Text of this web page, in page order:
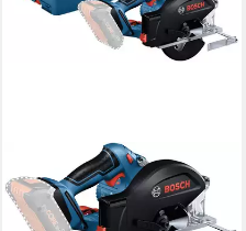
BOSCH PROFESSIONAL
Akku-Handkreissäge GKM
18V-50